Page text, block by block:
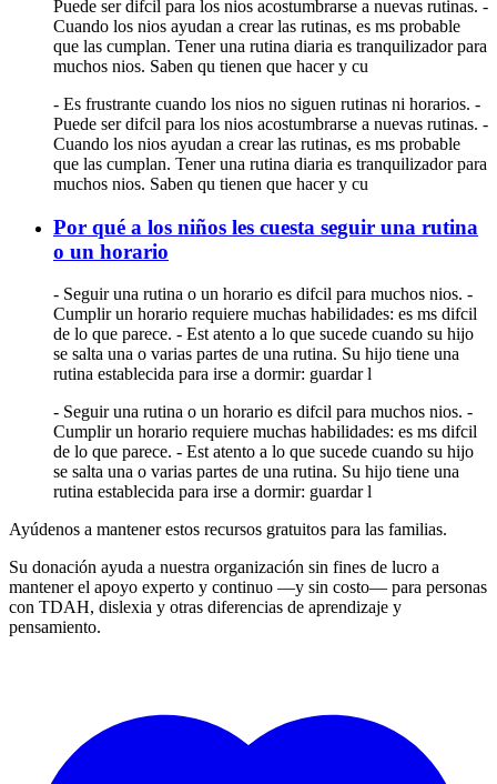
Puede ser difcil para los nios acostumbrarse a nuevas rutinas. -
Cuando los nios ayudan a crear las rutinas, es ms probable
que las cumplan. Tener una rutina diaria es tranquilizador para
muchos nios. Saben qu tienen que hacer y cu
- Es frustrante cuando los nios no siguen rutinas ni horarios. -
Puede ser difcil para los nios acostumbrarse a nuevas rutinas. -
Cuando los nios ayudan a crear las rutinas, es ms probable
que las cumplan. Tener una rutina diaria es tranquilizador para
muchos nios. Saben qu tienen que hacer y cu
Por qué a los niños les cuesta seguir una rutina
o un horario
- Seguir una rutina o un horario es difcil para muchos nios. -
Cumplir un horario requiere muchas habilidades: es ms difcil
de lo que parece. - Est atento a lo que sucede cuando su hijo
se salta una o varias partes de una rutina. Su hijo tiene una
rutina establecida para irse a dormir: guardar l
- Seguir una rutina o un horario es difcil para muchos nios. -
Cumplir un horario requiere muchas habilidades: es ms difcil
de lo que parece. - Est atento a lo que sucede cuando su hijo
se salta una o varias partes de una rutina. Su hijo tiene una
rutina establecida para irse a dormir: guardar l
Ayúdenos a mantener estos recursos gratuitos para las familias.
Su donación ayuda a nuestra organización sin fines de lucro a
mantener el apoyo experto y continuo —y sin costo— para personas
con TDAH, dislexia y otras diferencias de aprendizaje y
pensamiento.